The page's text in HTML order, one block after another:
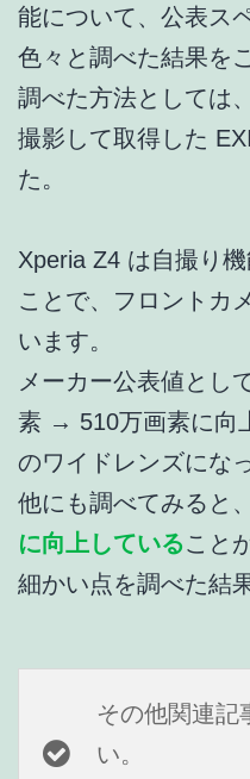
能について、公表ス
色々と調べた結果を
調べた方法としては
撮影して取得した
た。
Xperia Z4 は自撮り
ことで、フロントカ
います。
メーカー公表値とし
素 → 510万画素に向
のワイドレンズにな
他にも調べてみると、
に向上していること
細かい点を調べた結
その他関連記
い。